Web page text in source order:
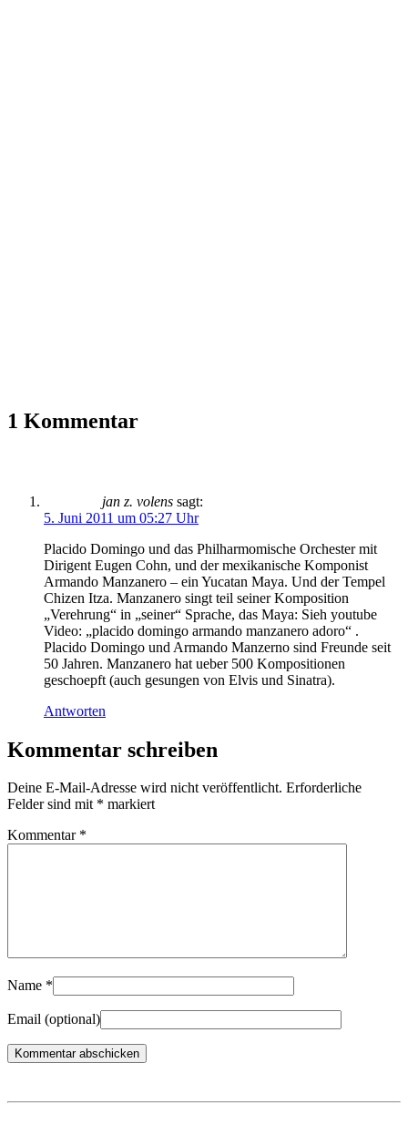
1 Kommentar
jan z. volens sagt:
5. Juni 2011 um 05:27 Uhr
Placido Domingo und das Philharmomische Orchester mit
Dirigent Eugen Cohn, und der mexikanische Komponist
Armando Manzanero – ein Yucatan Maya. Und der Tempel
Chizen Itza. Manzanero singt teil seiner Komposition
„Verehrung“ in „seiner“ Sprache, das Maya: Sieh youtube
Video: „placido domingo armando manzanero adoro“ .
Placido Domingo und Armando Manzerno sind Freunde seit
50 Jahren. Manzanero hat ueber 500 Kompositionen
geschoepft (auch gesungen von Elvis und Sinatra).
Antworten
Kommentar schreiben
Deine E-Mail-Adresse wird nicht veröffentlicht. Erforderliche
Felder sind mit * markiert
Kommentar *
Name *
Email (optional)